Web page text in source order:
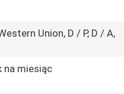
Union, D / P, D / A,
na miesiąc